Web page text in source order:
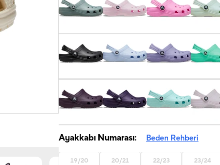
Ayakkabı Numarası: Beden Rehberi
19/20 20/21 22/23 23/24